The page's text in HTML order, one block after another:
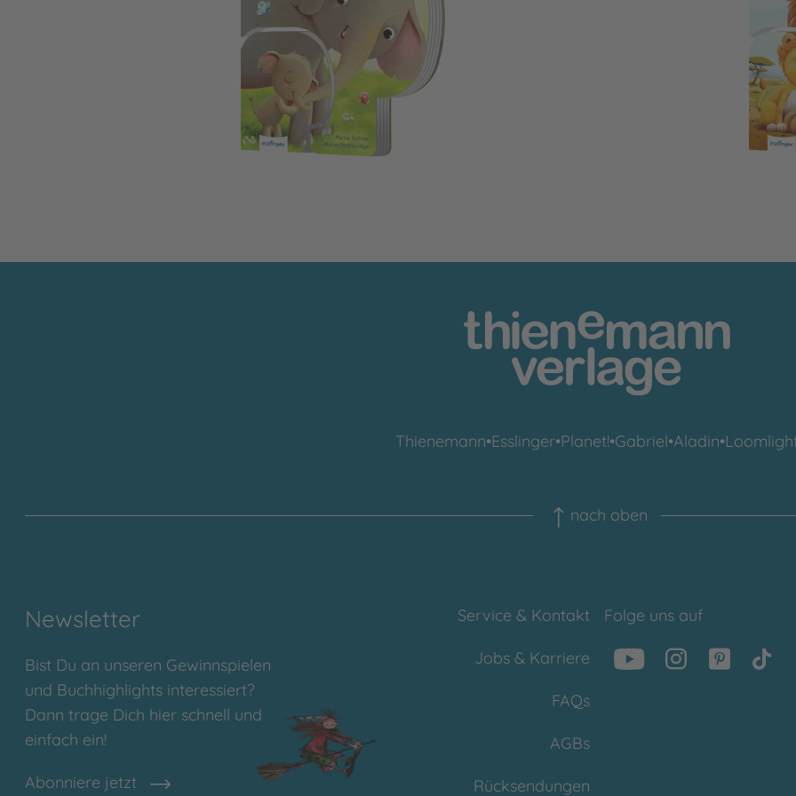
Mama und ich - unzertrennlich! Papa und ich -
Thienemann•Esslinger•Planet!•Gabriel•Aladin•
nach oben
Newsletter
Bist Du an unseren Gewinnspielen
und Buchhighlights interessiert?
Dann trage Dich hier schnell und
einfach ein!
Abonniere jetzt
Service & Kontakt
Jobs & Karriere
FAQs
AGBs
Rücksendungen
Folge uns auf